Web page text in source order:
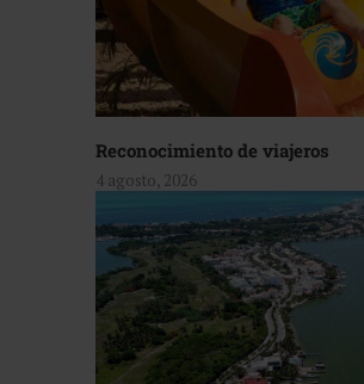
Reconocimiento de viajeros
4 agosto, 2026